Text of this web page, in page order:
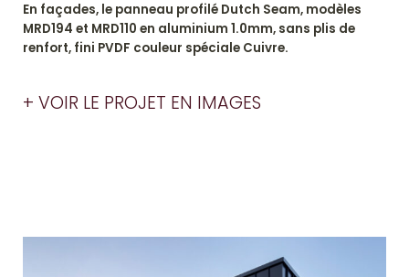
En façades, le panneau profilé Dutch Seam, modèles
MRD194 et MRD110 en aluminium 1.0mm, sans plis de
renfort, fini PVDF couleur spéciale Cuivre.
+ VOIR LE PROJET EN IMAGES